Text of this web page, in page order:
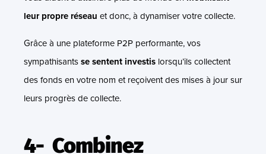
leur propre réseau et donc, à dynamiser votre collecte.
Grâce à une plateforme P2P performante, vos
sympathisantsse sentent investis lorsqu’ils collectent
des fonds en votre nom et reçoivent des mises à jour sur
leurs progrès de collecte.
4- Combinez